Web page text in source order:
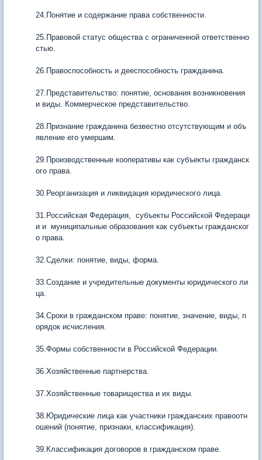
24.Понятие и содержание права собственности.
25.Правовой статус общества с ограниченной ответственно
стью.
26.Правоспособность и дееспособность гражданина.
27.Представительство: понятие, основания возникновения
и виды. Коммерческое представительство.
28.Признание гражданина безвестно отсутствующим и объ
явление его умершим.
29.Производственные кооперативы как субъекты гражданск
ого права.
30.Реорганизация и ликвидация юридического лица.
31.Российская Федерация, субъекты Российской Федераци
и и муниципальные образования как субъекты гражданског
о права.
32.Сделки: понятие, виды, форма.
33.Создание и учредительные документы юридического ли
ца.
34.Сроки в гражданском праве: понятие, значение, виды, п
орядок исчисления.
35.Формы собственности в Российской Федерации.
36.Хозяйственные партнерства.
37.Хозяйственные товарищества и их виды.
38.Юридические лица как участники гражданских правоотн
ошений (понятие, признаки, классификация).
39.Классификация договоров в гражданском праве.